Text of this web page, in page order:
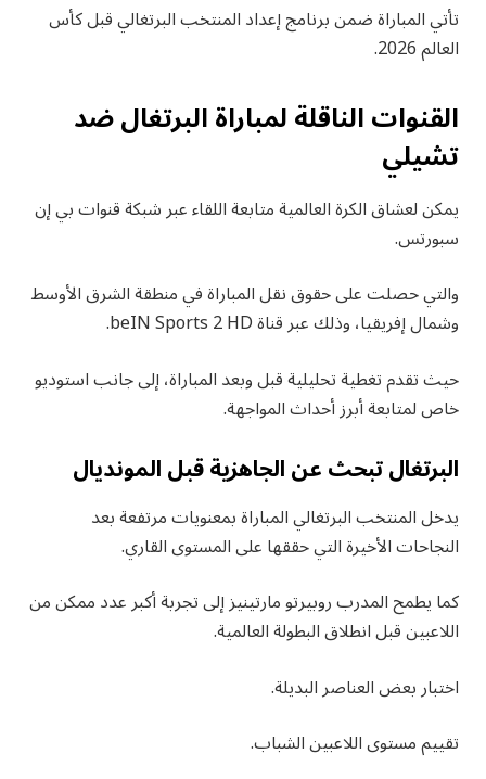
تأتي المباراة ضمن برنامج إعداد المنتخب البرتغالي قبل كأس
العالم 2026.
القنوات الناقلة لمباراة البرتغال ضد
تشيلي
يمكن لعشاق الكرة العالمية متابعة اللقاء عبر شبكة قنوات بي إن
سبورتس.
والتي حصلت على حقوق نقل المباراة في منطقة الشرق الأوسط
وشمال إفريقيا، وذلك عبر قناة beIN Sports 2 HD.
حيث تقدم تغطية تحليلية قبل وبعد المباراة، إلى جانب استوديو
خاص لمتابعة أبرز أحداث المواجهة.
البرتغال تبحث عن الجاهزية قبل المونديال
يدخل المنتخب البرتغالي المباراة بمعنويات مرتفعة بعد
النجاحات الأخيرة التي حققها على المستوى القاري.
كما يطمح المدرب روبيرتو مارتينيز إلى تجربة أكبر عدد ممكن من
اللاعبين قبل انطلاق البطولة العالمية.
اختبار بعض العناصر البديلة.
تقييم مستوى اللاعبين الشباب.